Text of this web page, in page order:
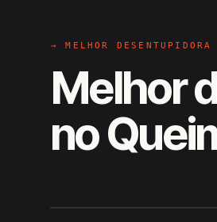
→ MELHOR DESENTUPIDORA
Melhor
no
EM CAMPO